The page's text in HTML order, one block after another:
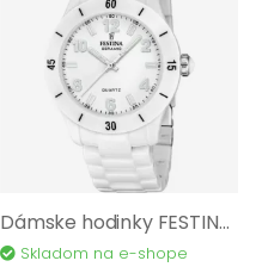
Dámske hodinky FESTINA Ceramic 20720/1
Skladom na e-shope